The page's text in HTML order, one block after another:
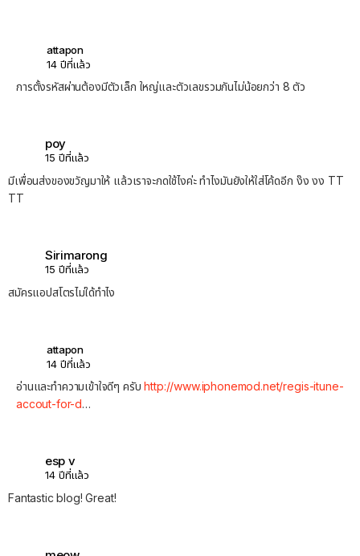
attapon
14 ปีที่แล้ว
การตั้งรหัสผ่านต้องมีตัวเล็ก ใหญ่และตัวเลขรวมกันไม่น้อยกว่า 8 ตัว
poy
15 ปีที่แล้ว
มีเพื่อนส่งของขวัญมาให้ แล้วเราจะกดใช้ไงค่ะ ทำไงมันยังให้ใส่โค้ดอีก ง๊ง งง TT
TT
Sirimarong
15 ปีที่แล้ว
สมัครแอปสโตรไม่ใด้ทำไง
attapon
14 ปีที่แล้ว
อ่านและทำความเข้าใจดีๆ ครับhttp://www.iphonemod.net/regis-itune-
accout-for-d…
esp v
14 ปีที่แล้ว
Fantastic blog! Great!